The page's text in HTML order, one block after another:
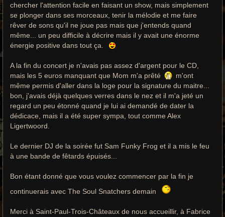
chercher l'attention facile en faisant un show, mais simplement
se plonger dans ses morceaux, tenir la mélodie et me faire
rêver de sons qu'il ne joue pas mais que j'entends quand
même... un peu difficile à décrire mais il y avait une énorme
énergie positive dans tout ça.
A la fin du concert je n'avais pas assez d'argent pour le CD,
mais les 5 euros manquant que Mom m'a prêté
m'ont
même permis d'aller dans la loge pour la signature du maitre...
bon, j'avais déjà quelques verres dans le nez et il m'a jeté un
regard un peu étonné quand je lui ai demandé de dater la
dédicace, mais il a été super sympa, tout comme Alex
Ligertwoord.
Le dernier DJ de la soirée fut Sam Funky Frog et il a mis le feu
à une bande de fêtards épuisés...
Bon étant donné que vous voulez commencer par la fin je
continuerais avec The Soul Snatchers demain
Merci à Saint-Paul-Trois-Châteaux de nous accueillir, à Fabrice